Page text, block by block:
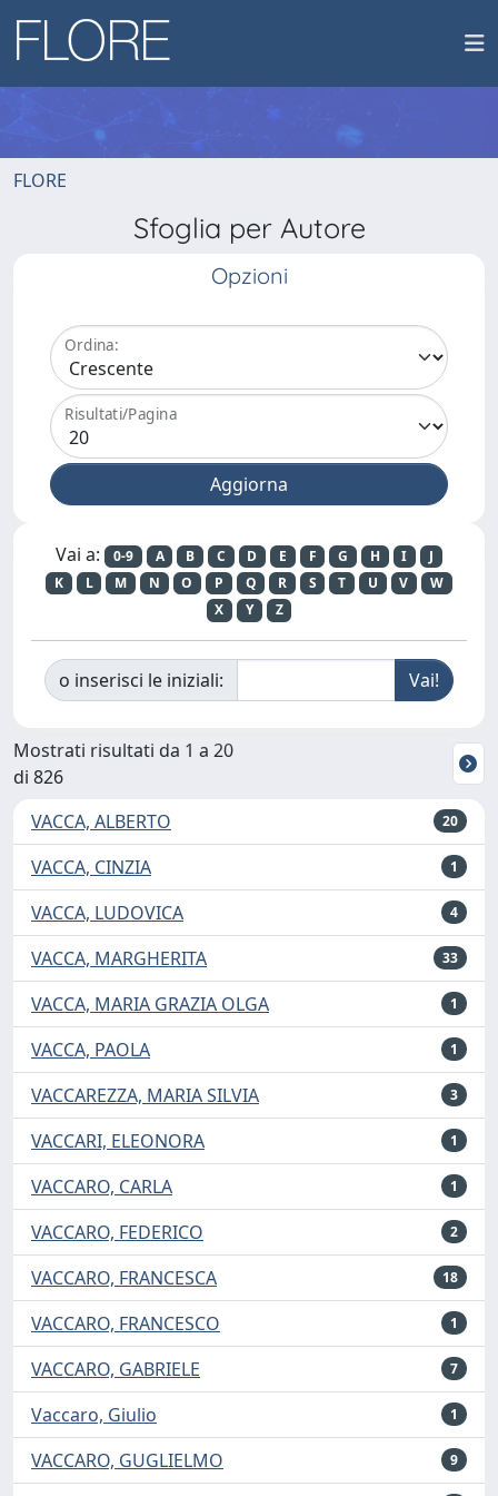
FLORE
Sfoglia per Autore
Opzioni
Ordina:
Risultati/Pagina
Vai a: 0-9 A B C D E F G H I
J
K
L M N O P Q R S T U V
W
X
Y Z
o inserisci le iniziali:
Mostrati risultati da 1 a 20
di 826
VACCA, ALBERTO
20
VACCA, CINZIA 1
VACCA, LUDOVICA 4
VACCA, MARGHERITA 33
VACCA, MARIA GRAZIA OLGA 1
VACCA, PAOLA 1
VACCAREZZA, MARIA SILVIA 3
VACCARI, ELEONORA 1
VACCARO, CARLA 1
VACCARO, FEDERICO 2
VACCARO, FRANCESCA 18
VACCARO, FRANCESCO 1
VACCARO, GABRIELE 7
Vaccaro, Giulio 1
VACCARO, GUGLIELMO 9